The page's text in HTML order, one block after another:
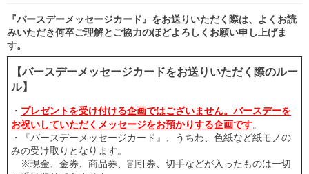
『バースデーメッセージカード』をお送りいただく際は、よくお読
みいただき何卒ご理解とご協力のほどよろしくお願い申し上げま
す。
【バースデーメッセージカードをお送りいただく際のルー
ル】
・ プレゼントを受け付ける企画ではございません。バースデーを
お祝いしていただくメッセージをお預かりする企画です。
・『バースデーメッセージカード』、うちわ、色紙など紙モノの
みの受け取りとなります。
※現金、金券、商品券、割引券、切手などが入ったものは一切